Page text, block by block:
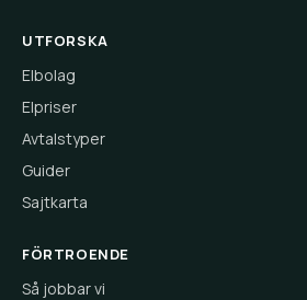
UTFORSKA
Elbolag
Elpriser
Avtalstyper
Guider
Sajtkarta
FÖRTROENDE
Så jobbar vi